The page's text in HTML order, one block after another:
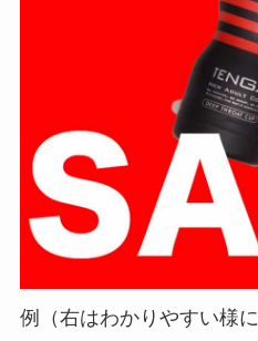
例（右はわかりやすい様